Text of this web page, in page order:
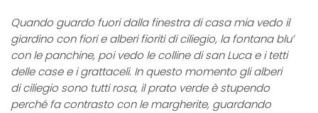
Quando guardo fuori dalla finestra di casa mia vedo il
giardino con fiori e alberi fioriti di ciliegio, la fontana blu’
con le panchine, poi vedo le colline di san Luca e i tetti
delle case e i grattaceli. In questo momento gli alberi
di ciliegio sono tutti rosa, il prato verde è stupendo
perché fa contrasto con le margherite, guardando